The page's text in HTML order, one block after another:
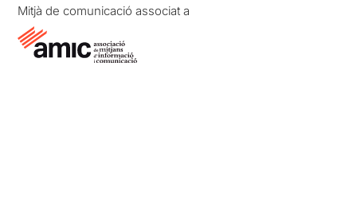
Mitjà de comunicació associat a